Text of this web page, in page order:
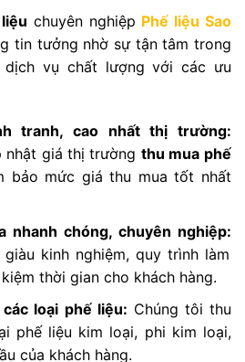
chuyên nghiệp Phế liệu Sao
tin tưởng nhờ sự tận tâm trong
vụ chất lượng với các ưu
tranh, cao nhất thị trường:
nhật giá thị trường thu mua phế
bảo mức giá thu mua tốt nhất
nhanh chóng, chuyên nghiệp:
kinh nghiệm, quy trình làm
thời gian cho khách hàng.
loại phế liệu: Chúng tôi thu
phế liệu kim loại, phi kim loại,
của khách hàng.